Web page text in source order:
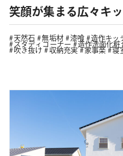
笑顔が集まる広々キ
天然石 無垢材 漆喰 造作キッ
スタディコーナー
造作洗面化粧
吹き抜け
収納充実 家事楽 寝